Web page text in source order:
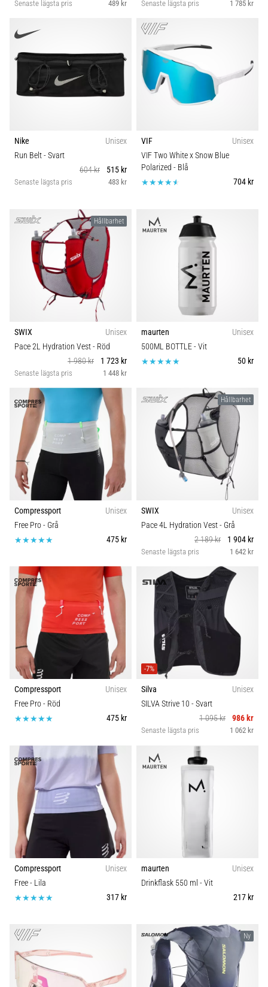
Senaste lägsta pris 489 kr Senaste lägsta pris 1 785 kr
Nike
Unisex
Run Belt- Svart
604 kr
515 kr
Senaste lägsta pris 483 kr
VIF
Unisex
VIF Two White x Snow Blue
Polarized - Blå
704 kr
Hållbarhet
SWIX
Unisex
Pace 2L Hydration Vest- Röd
1 980 kr
1 723 kr
Senaste lägsta pris 1 448 kr
maurten
Unisex
500ML BOTTLE- Vit
50 kr
Compressport
Unisex
Free Pro- Grå
475 kr
Hållbarhet
SWIX
Unisex
Pace 4L Hydration Vest- Grå
2 189 kr
1 904 kr
Senaste lägsta pris 1 642 kr
Compressport
Unisex
Free Pro- Röd
475 kr
-7%
Silva
Unisex
SILVA Strive 10 - Svart
1 095 kr
986 kr
Senaste lägsta pris 1 062 kr
Compressport
Unisex
Free- Lila
317 kr
maurten
Unisex
Drinkflask 550 ml - Vit
217 kr
Ny